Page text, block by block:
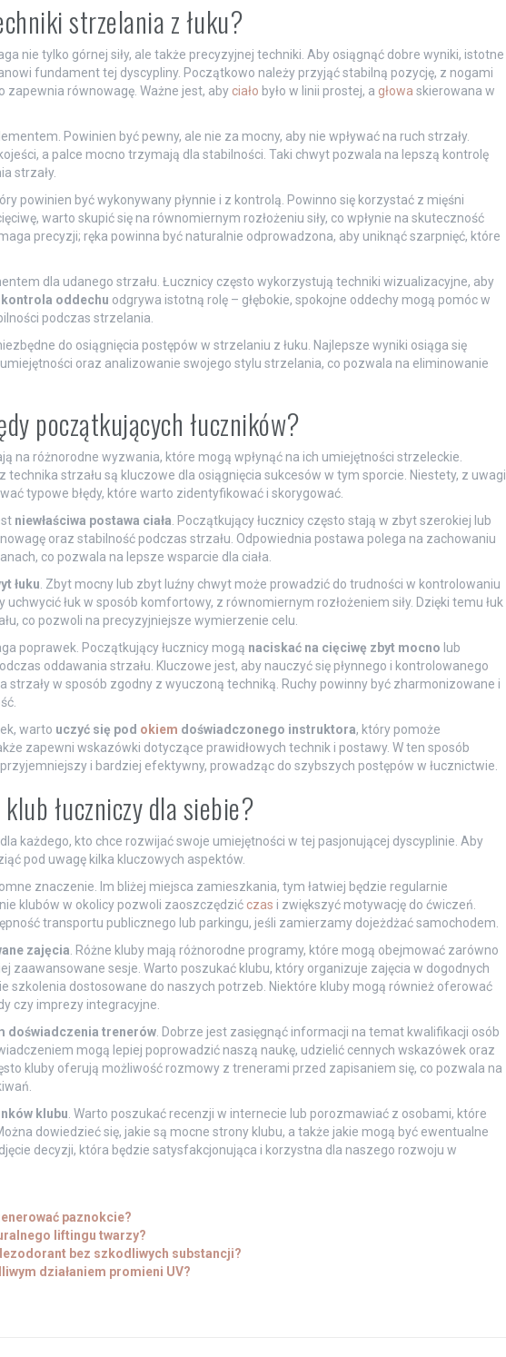
strzelania z łuku?
nie tylko górnej siły, ale także precyzyjnej techniki. Aby osiągnąć dobre wyniki, istotne
fundament tej dyscypliny. Początkowo należy przyjąć stabilną pozycję, z nogami
równowagę. Ważne jest, aby ciało było w linii prostej, a głowa skierowana w
Powinien być pewny, ale nie za mocny, aby nie wpływać na ruch strzały.
a palce mocno trzymają dla stabilności. Taki chwyt pozwala na lepszą kontrolę
strzały.
powinien być wykonywany płynnie i z kontrolą. Powinno się korzystać z mięśni
warto skupić się na równomiernym rozłożeniu siły, co wpłynie na skuteczność
precyzji; ręka powinna być naturalnie odprowadzona, aby uniknąć szarpnięć, które
dla udanego strzału. Łucznicy często wykorzystują techniki wizualizacyjne, aby
kontrola oddechu odgrywa istotną rolę – głębokie, spokojne oddechy mogą pomóc w
podczas strzelania.
do osiągnięcia postępów w strzelaniu z łuku. Najlepsze wyniki osiąga się
oraz analizowanie swojego stylu strzelania, co pozwala na eliminowanie
początkujących łuczników?
na różnorodne wyzwania, które mogą wpłynąć na ich umiejętności strzeleckie.
technika strzału są kluczowe dla osiągnięcia sukcesów w tym sporcie. Niestety, z uwagi
typowe błędy, które warto zidentyfikować i skorygować.
niewłaściwa postawa ciała . Początkujący łucznicy często stają w zbyt szerokiej lub
oraz stabilność podczas strzału. Odpowiednia postawa polega na zachowaniu
co pozwala na lepsze wsparcie dla ciała.
łuku . Zbyt mocny lub zbyt luźny chwyt może prowadzić do trudności w kontrolowaniu
uchwycić łuk w sposób komfortowy, z równomiernym rozłożeniem siły. Dzięki temu łuk
co pozwoli na precyzyjniejsze wymierzenie celu.
poprawek. Początkujący łucznicy mogą naciskać na cięciwę zbyt mocno lub
oddawania strzału. Kluczowe jest, aby nauczyć się płynnego i kontrolowanego
strzały w sposób zgodny z wyuczoną techniką. Ruchy powinny być zharmonizowane i
warto uczyć się pod okiem doświadczonego instruktora, który pomoże
zapewni wskazówki dotyczące prawidłowych technik i postawy. W ten sposób
i bardziej efektywny, prowadząc do szybszych postępów w łucznictwie.
łuczniczy dla siebie?
każdego, kto chce rozwijać swoje umiejętności w tej pasjonującej dyscyplinie. Aby
pod uwagę kilka kluczowych aspektów.
znaczenie. Im bliżej miejsca zamieszkania, tym łatwiej będzie regularnie
klubów w okolicy pozwoli zaoszczędzić czas i zwiększyć motywację do ćwiczeń.
transportu publicznego lub parkingu, jeśli zamierzamy dojeżdżać samochodem.
zajęcia . Różne kluby mają różnorodne programy, które mogą obejmować zarówno
zaawansowane sesje. Warto poszukać klubu, który organizuje zajęcia w dogodnych
szkolenia dostosowane do naszych potrzeb. Niektóre kluby mogą również oferować
czy imprezy integracyjne.
doświadczenia trenerów. Dobrze jest zasięgnąć informacji na temat kwalifikacji osób
mogą lepiej poprowadzić naszą naukę, udzielić cennych wskazówek oraz
kluby oferują możliwość rozmowy z trenerami przed zapisaniem się, co pozwala na
klubu . Warto poszukać recenzji w internecie lub porozmawiać z osobami, które
dowiedzieć się, jakie są mocne strony klubu, a także jakie mogą być ewentualne
decyzji, która będzie satysfakcjonująca i korzystna dla naszego rozwoju w
paznokcie?
liftingu twarzy?
bez szkodliwych substancji?
działaniem promieni UV?